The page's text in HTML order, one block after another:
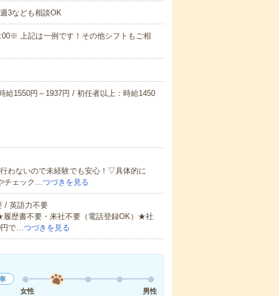
3なども相談OK
上記は一例です！その他シフトもご相
給1550円～1937円 / 初任者以上：時給1450
わないので未経験でも安心！▽具体的に
チェック…つづきを見る
/ 英語力不要
歴書不要・来社不要（電話登録OK）★社
円で…つづきを見る
女性
男性